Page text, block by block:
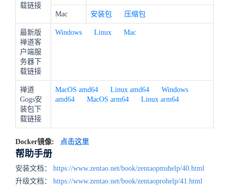
载链接
Mac 安装包 压缩包
最新版
禅道客
户端服
务器下
载链接
Windows Linux Mac
禅道
Gogs安
装包下
载链接
MacOS amd64 Linux amd64
Windows
amd64
MacOS arm64 Linux arm64
Docker镜像: 点击这里
帮助手册
安装文档： https://www.zentao.net/book/zentaopmshelp/40.html
升级文档： https://www.zentao.net/book/zentaoprohelp/41.html